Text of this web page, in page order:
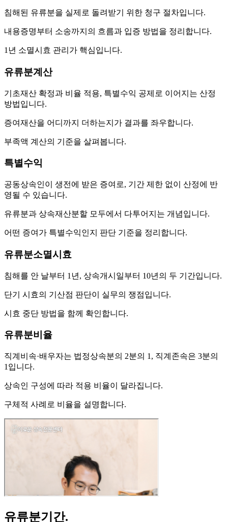
침해된 유류분을 실제로 돌려받기 위한 청구 절차입니다.
내용증명부터 소송까지의 흐름과 입증 방법을 정리합니다.
1년 소멸시효 관리가 핵심입니다.
유류분계산
기초재산 확정과 비율 적용, 특별수익 공제로 이어지는 산정
방법입니다.
증여재산을 어디까지 더하는지가 결과를 좌우합니다.
부족액 계산의 기준을 살펴봅니다.
특별수익
공동상속인이 생전에 받은 증여로, 기간 제한 없이 산정에 반
영될 수 있습니다.
유류분과 상속재산분할 모두에서 다투어지는 개념입니다.
어떤 증여가 특별수익인지 판단 기준을 정리합니다.
유류분소멸시효
침해를 안 날부터 1년, 상속개시일부터 10년의 두 기간입니다.
단기 시효의 기산점 판단이 실무의 쟁점입니다.
시효 중단 방법을 함께 확인합니다.
유류분비율
직계비속·배우자는 법정상속분의 2분의 1, 직계존속은 3분의
1입니다.
상속인 구성에 따라 적용 비율이 달라집니다.
구체적 사례로 비율을 설명합니다.
유류분기간.